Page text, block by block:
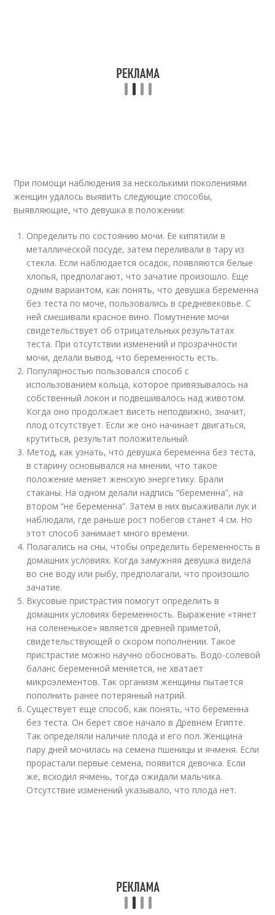
При помощи наблюдения за несколькими поколениями
женщин удалось выявить следующие способы,
выявляющие, что девушка в положении:
Определить по состоянию мочи. Ее кипятили в
металлической посуде, затем переливали в тару из
стекла. Если наблюдается осадок, появляются белые
хлопья, предполагают, что зачатие произошло. Еще
одним вариантом, как понять, что девушка беременна
без теста по моче, пользовались в средневековье. С
ней смешивали красное вино. Помутнение мочи
свидетельствует об отрицательных результатах
теста. При отсутствии изменений и прозрачности
мочи, делали вывод, что беременность есть.
Популярностью пользовался способ с
использованием кольца, которое привязывалось на
собственный локон и подвешивалось над животом.
Когда оно продолжает висеть неподвижно, значит,
плод отсутствует. Если же оно начинает двигаться,
крутиться, результат положительный.
Метод, как узнать, что девушка беременна без теста,
в старину основывался на мнении, что такое
положение меняет женскую энергетику. Брали
стаканы. На одном делали надпись “беременна”, на
втором “не беременна”. Затем в них высаживали лук и
наблюдали, где раньше рост побегов станет 4 см. Но
этот способ занимает много времени.
Полагались на сны, чтобы определить беременность в
домашних условиях. Когда замужняя девушка видела
во сне воду или рыбу, предполагали, что произошло
зачатие.
Вкусовые пристрастия помогут определить в
домашних условиях беременность. Выражение «тянет
на солененькое» является древней приметой,
свидетельствующей о скором пополнении. Такое
пристрастие можно научно обосновать. Водо-солевой
баланс беременной меняется, не хватает
микроэлементов. Так организм женщины пытается
пополнить ранее потерянный натрий.
Существует еще способ, как понять, что беременна
без теста. Он берет свое начало в Древнем Египте.
Так определяли наличие плода и его пол. Женщина
пару дней мочилась на семена пшеницы и ячменя. Если
прорастали первые семена, появится девочка. Если
же, всходил ячмень, тогда ожидали мальчика.
Отсутствие изменений указывало, что плода нет.